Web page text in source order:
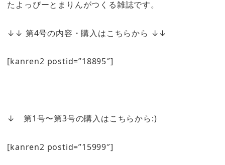
たよっぴーとまりんがつくる雑誌です。
↓↓ 第4号の内容・購入はこちらから ↓↓
[kanren2 postid=”18895″]
↓ 第1号〜第3号の購入はこちらから:)
[kanren2 postid=”15999″]